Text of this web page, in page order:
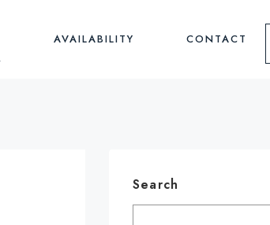
AVAILABILITY CONTACT
Search